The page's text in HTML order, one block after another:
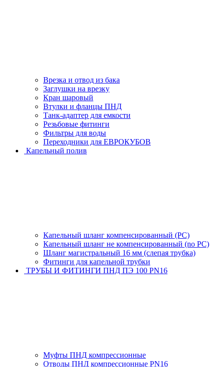
Врезка и отвод из бака
Заглушки на врезку
Кран шаровый
Втулки и фланцы ПНД
Танк-адаптер для емкости
Резьбовые фитинги
Фильтры для воды
Переходники для ЕВРОКУБОВ
Капельный полив
Капельный шланг компенсированный (PC)
Капельный шланг не компенсированный (no PC)
Шланг магистральный 16 мм (слепая трубка)
Фитинги для капельной трубки
ТРУБЫ И ФИТИНГИ ПНД ПЭ 100 PN16
Муфты ПНД компрессионные
Отводы ПНД компрессионные PN16